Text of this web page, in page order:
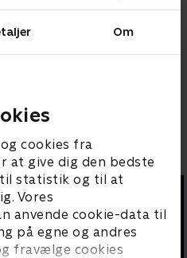
Om
cookies fra
at give dig den bedste
til statistik og til at
Vores
anvende cookie-data til
på egne og andres
fravælge cookies
omkommer i en bilulykke,
påstår, at han
2 Play*
dit abonnement på Mit TV 2.